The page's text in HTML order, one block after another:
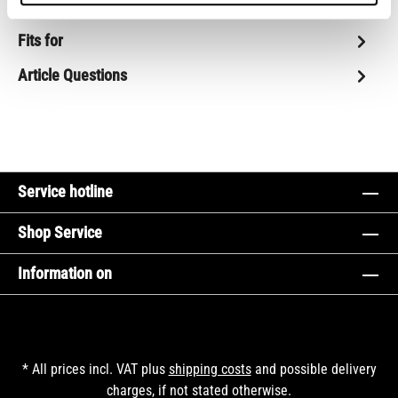
rubber handlebar grips. With subtle Triumph logo
Fits for
Article Questions
Service hotline
Shop Service
Information on
* All prices incl. VAT plus shipping costsand possible delivery
charges, if not stated otherwise.